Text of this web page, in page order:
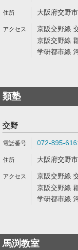
大阪府交野
京阪交野線
京阪交野線
学研都市線
類塾
交野
072-895-
大阪府交野
京阪交野線
京阪交野線
学研都市線
馬渕教室